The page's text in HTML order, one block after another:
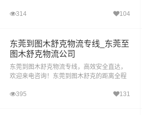
特的货运公司物流运营部，是辉驰物流精心
314 104
东莞到图木舒克物流专线_东莞至
图木舒克物流公司
东莞到图木舒克物流专线，高效安全直达，
欢迎来电咨询！东莞到图木舒克的距离全程
的特殊情况下大约耗时55.4小时到达目的
395 131